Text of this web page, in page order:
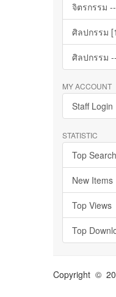
จิตรกรรม
ศิลปกรรม
ศิลปกรรม
MY ACCOUNT
Staff Login
STATISTIC
Top
New Items
Top Views
Top
Copyright ©